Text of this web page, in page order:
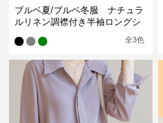
ブルベ夏/ブルベ冬服 ナチュラ
ルリネン調襟付き半袖ロングシ
全3色